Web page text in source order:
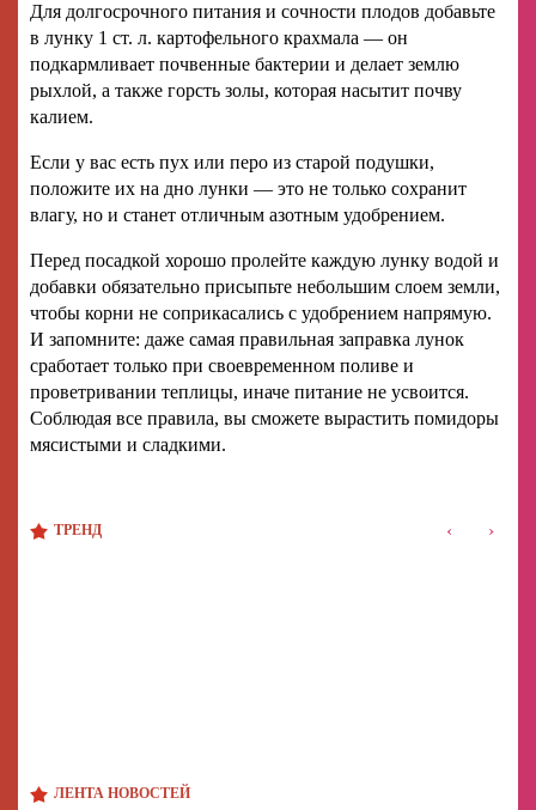
ЛЕНТА НОВОСТЕЙ
Для долгосрочного питания и сочности плодов добавьте
в лунку 1 ст. л. картофельного крахмала — он
подкармливает почвенные бактерии и делает землю
рыхлой, а также горсть золы, которая насытит почву
калием.
Если у вас есть пух или перо из старой подушки,
положите их на дно лунки — это не только сохранит
влагу, но и станет отличным азотным удобрением.
Перед посадкой хорошо пролейте каждую лунку водой и
добавки обязательно присыпьте небольшим слоем земли,
чтобы корни не соприкасались с удобрением напрямую.
И запомните: даже самая правильная заправка лунок
сработает только при своевременном поливе и
проветривании теплицы, иначе питание не усвоится.
Соблюдая все правила, вы сможете вырастить помидоры
мясистыми и сладкими.
ТРЕНД ‹ ›